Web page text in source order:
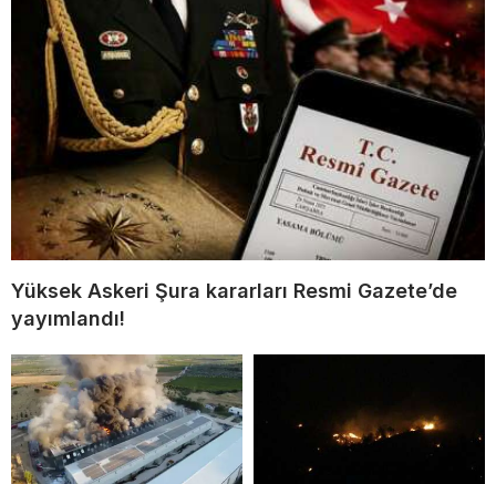
Yüksek Askeri Şura kararları Resmi Gazete’de
yayımlandı!